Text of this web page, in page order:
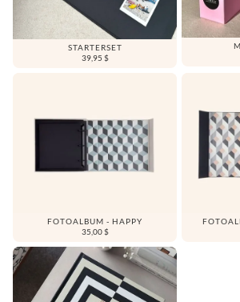
STARTERSET
39,95 $
FOTOALBUM - HAPPY
35,00 $